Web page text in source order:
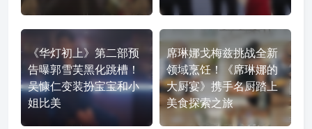
《华灯初上》第二部预
告曝郭雪芙黑化跳槽！
吴慷仁变装扮宝宝和小
姐比美
席琳娜戈梅兹挑战全新
领域烹饪！《席琳娜的
大厨宴》携手名厨踏上
美食探索之旅